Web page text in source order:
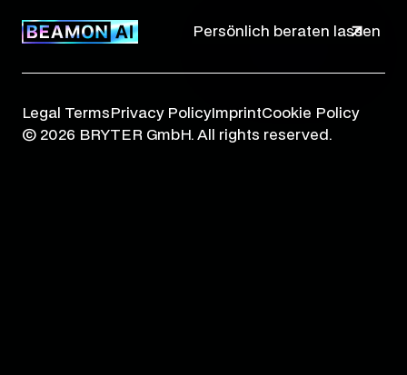
Persönlich beraten lassen
© 2026 BRYTER GmbH. All rights reserved.
Legal Terms Privacy PolicyImprintCookie Policy